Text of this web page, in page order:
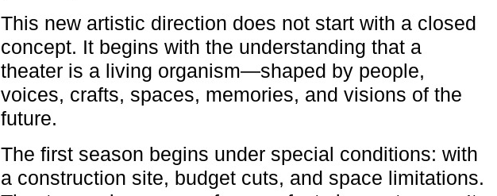
This new artistic direction does not start with a closed
concept. It begins with the understanding that a
theater is a living organism—shaped by people,
voices, crafts, spaces, memories, and visions of the
future.
The first season begins under special conditions: with
a construction site, budget cuts, and space limitations.